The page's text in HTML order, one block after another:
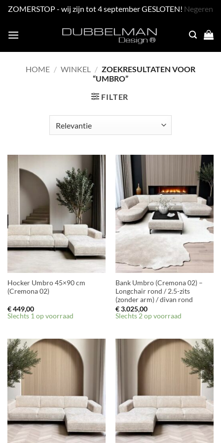
ZOMERSTOP - wij zijn tot 4 september GESLOTEN! Negeren
HOME / WINKEL / ZOEKRESULTATEN VOOR
“UMBRO”
FILTER
Hocker Umbro 45×90 cm
(Cremona 02)
€449,00
Slechts 1 op voorraad
Bank Umbro (Cremona 02) –
Longchair rond / 2.5-zits
(zonder arm) / divan rond
€3.025,00
Slechts 2 op voorraad